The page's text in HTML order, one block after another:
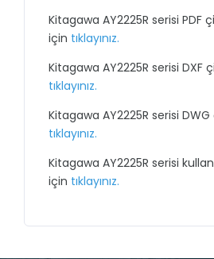
Kitagawa AY2225R serisi PDF
için tıklayınız.
Kitagawa AY2225R serisi DXF
tıklayınız.
Kitagawa AY2225R serisi
tıklayınız.
Kitagawa AY2225R serisi
için tıklayınız.